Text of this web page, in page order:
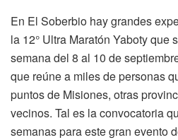
En El Soberbio hay grandes
la 12° Ultra Maratón Yaboty que
semana del 8 al 10 de
que reúne a miles de personas
puntos de Misiones, otras
vecinos. Tal es la convocatoria
semanas para este gran evento